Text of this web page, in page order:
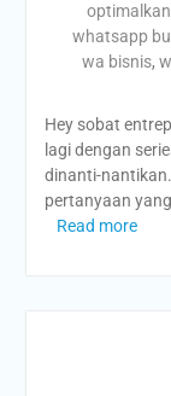
whatsapp
wa bisnis,
Hey sobat
lagi dengan
dinanti-
pertanyaan
Read more